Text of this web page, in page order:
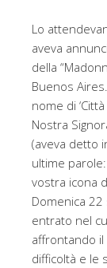
Lo
aveva
della
Buenos
nome di
Nostra
(aveva detto
ultime
vostra icona
Domenica
entrato nel
affrontando
difficoltà e le